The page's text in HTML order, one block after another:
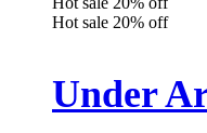
Hot sale 20% off
Under